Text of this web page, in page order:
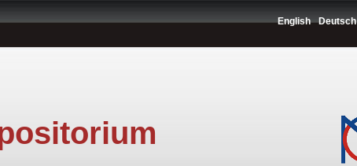
English Deutsch